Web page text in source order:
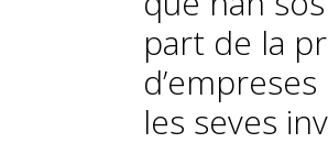
part de la
les seves